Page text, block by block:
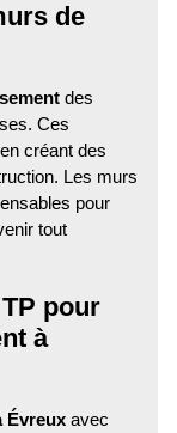
de
des
Ces
créant des
Les murs
pour
tout
pour
à
Évreux avec